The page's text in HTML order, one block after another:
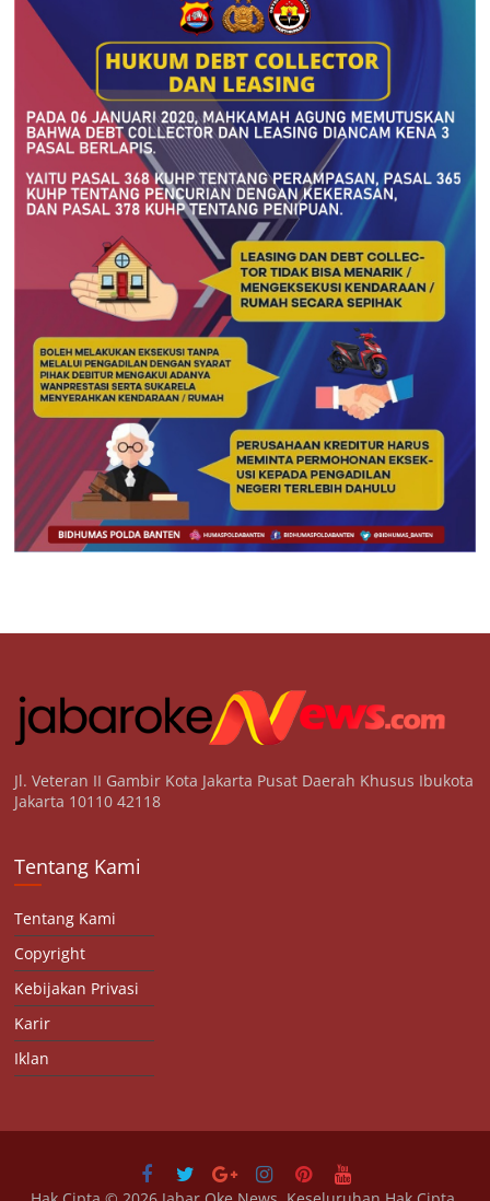
Jl. Veteran II Gambir Kota Jakarta Pusat Daerah Khusus Ibukota
Jakarta 10110 42118
Tentang Kami
Tentang Kami
Copyright
Kebijakan Privasi
Karir
Iklan